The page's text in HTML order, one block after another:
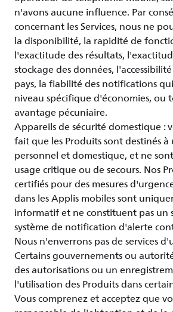
n'avons aucune influence. Par
concernant les Services, nous ne
la disponibilité, la rapidité de
l'exactitude des résultats,
stockage des données,
pays, la fiabilité des notifications
niveau spécifique d'économies, ou
avantage pécuniaire.
Appareils de sécurité domestique :
fait que les Produits sont destinés à
personnel et domestique, et ne
usage critique ou de secours. Nos
certifiés pour des mesures
dans les Applis mobiles sont
informatif et ne constituent pas un
système de notification d'alerte
Nous n'enverrons pas de services
Certains gouvernements ou
des autorisations ou un
l'utilisation des Produits dans
Vous comprenez et acceptez que